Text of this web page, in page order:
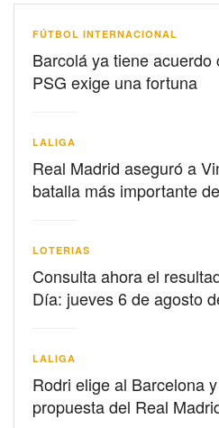
FÚTBOL INTERNACIONAL
Barcolá ya tiene
PSG exige una fortuna
LALIGA
Real Madrid aseguró a
batalla más importante
LOTERIAS
Consulta ahora el
Día: jueves 6 de agosto
LALIGA
Rodri elige al Barcelona
propuesta del Real